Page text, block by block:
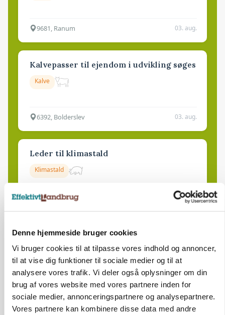
Denne hjemmeside bruger cookies
Vi bruger cookies til at tilpasse vores indhold og annoncer,
til at vise dig funktioner til sociale medier og til at
analysere vores trafik. Vi deler også oplysninger om din
brug af vores website med vores partnere inden for
sociale medier, annonceringspartnere og analysepartnere.
Vores partnere kan kombinere disse data med andre
9681, Ranum 03. aug.
Kalvepasser til ejendom i udvikling søges
Kalve
6392, Bolderslev 03. aug.
Leder til klimastald
Klimastald
03. aug.